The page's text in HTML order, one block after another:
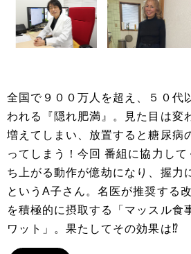
全国で９００万人を超え、５０代
われる『隠れ肥満』。見た目は変
増えてしまい、放置すると糖尿病
ってしまう！今回 番組に協力し
ち上がる動作が億劫になり、握力
というA子さん。名医が推奨する
を積極的に摂取する「マッスル食
ワット」。果たしてその効果は⁉